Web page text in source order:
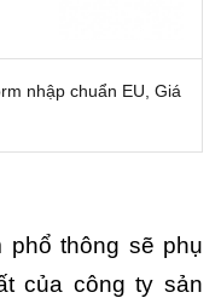
nhập chuẩn EU, Giá
thông sẽ phụ
của công ty sản